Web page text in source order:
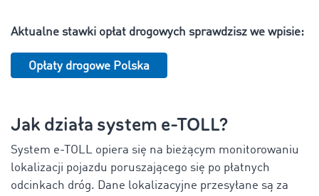
Aktualne stawki opłat drogowych sprawdzisz we wpisie:
Opłaty drogowe Polska
Jak działa system e-TOLL?
System e-TOLL opiera się na bieżącym monitorowaniu
lokalizacji pojazdu poruszającego się po płatnych
odcinkach dróg. Dane lokalizacyjne przesyłane są za